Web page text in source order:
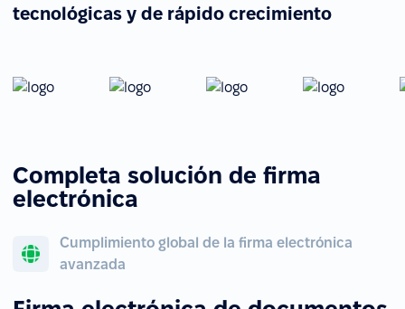
tecnológicas y de rápido crecimiento
Completa solución de firma
electrónica
Cumplimiento global de la firma electrónica
avanzada